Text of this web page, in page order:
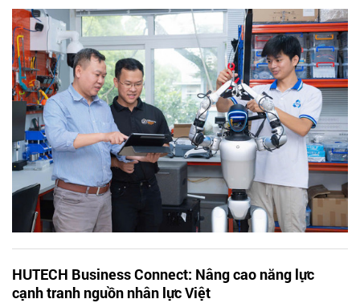
cầu doanh nghiệp và tăng cường ứng dụng công nghệ trong sản
xuất.
HUTECH Business Connect: Nâng cao năng lực
cạnh tranh nguồn nhân lực Việt